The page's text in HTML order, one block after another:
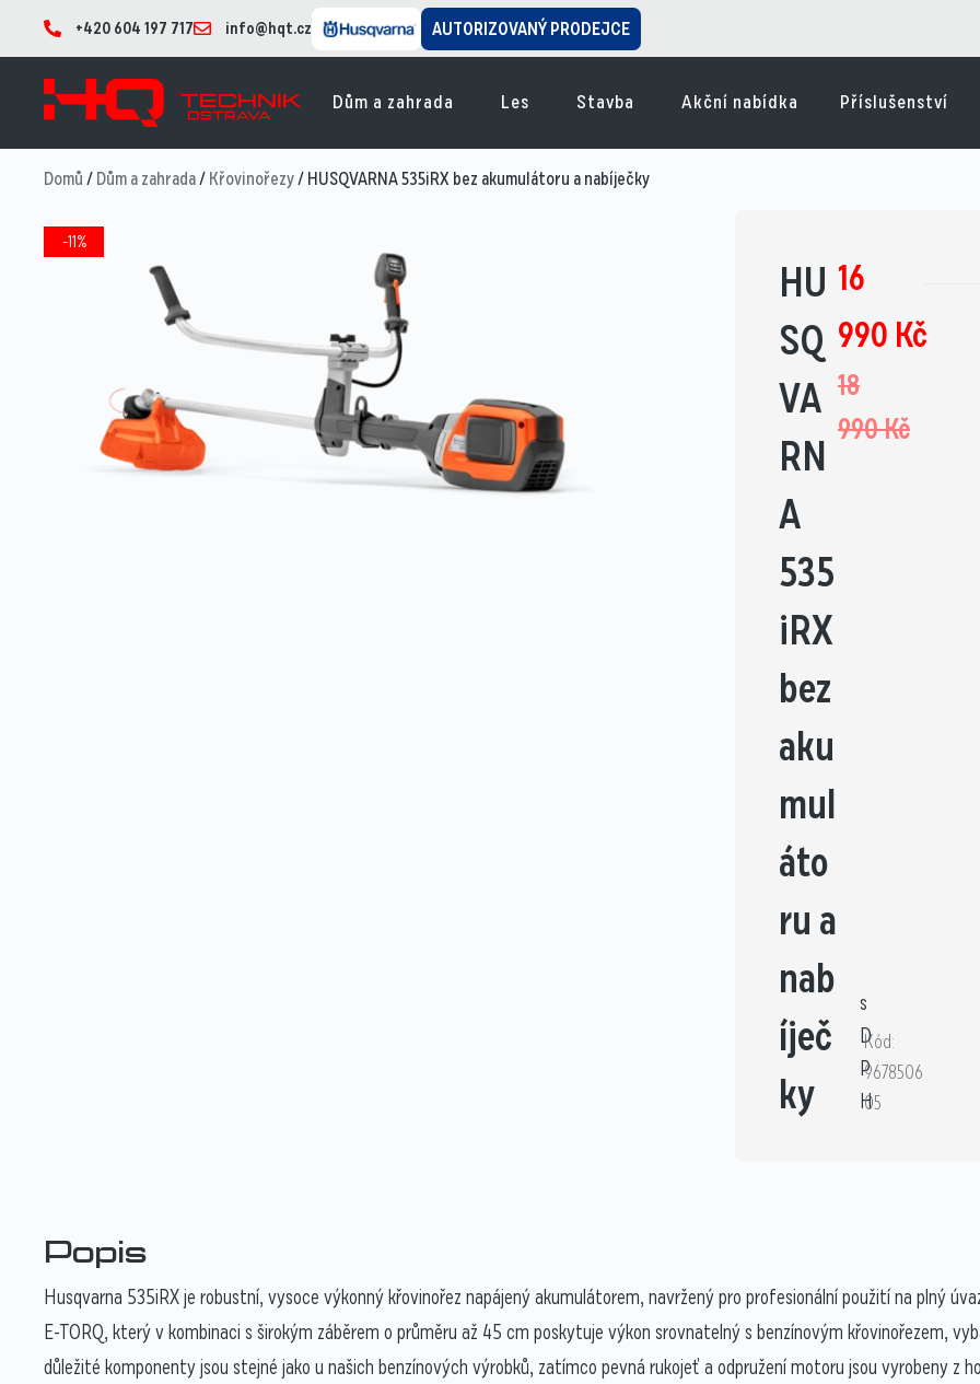
+420 604 197 717 info@hqt.cz AUTORIZOVANÝ PRODEJCE
Dům a zahrada Les Stavba Akční nabídka Příslušenství
Domů/Dům a zahrada/Křovinořezy/ HUSQVARNA 535iRX bez akumulátoru a nabíječky
-11%
HU
SQ
VA
RN
A
535
iRX
bez
aku
mul
áto
ru a
nab
íječ
ky
18
990Kč
16
990 Kč
s
D
P
H
Kód:
9678506
05
Popis
Husqvarna 535iRX je robustní, vysoce výkonný křovinořez napájený akumulátorem, navržený pro profesionální použití na plný
E-TORQ, který v kombinaci s širokým záběrem o průměru až 45 cm poskytuje výkon srovnatelný s benzínovým křovinořezem,
důležité komponenty jsou stejné jako u našich benzínových výrobků, zatímco pevná rukojeť a odpružení motoru jsou vyrobeny z